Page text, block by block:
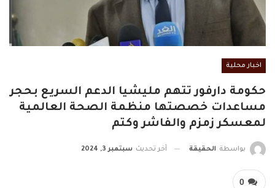
اخبار محلية
حكومة دارفور تتهم مليشيا الدعم السريع بحجر
مساعدات خصصتها منظمة الصحة العالمية
لمعسكر زمزم والفاشر وكتم
بواسطة الحقيقة آخر تحديث سبتمبر 3, 2024
0